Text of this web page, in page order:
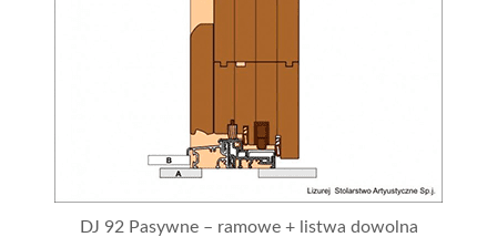
DJ 92 Pasywne – ramowe + listwa dowolna